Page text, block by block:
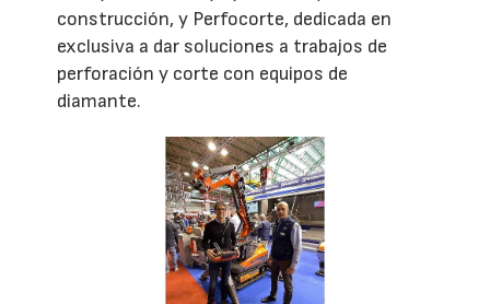
construcción, y Perfocorte, dedicada en
exclusiva a dar soluciones a trabajos de
perforación y corte con equipos de
diamante.